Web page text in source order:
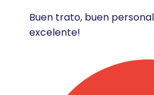
Buen trato, buen
excelente!